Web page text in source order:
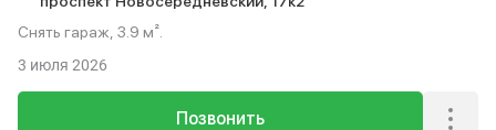
Снять гараж, 3.9 м².
Позвонить
3 июля 2026